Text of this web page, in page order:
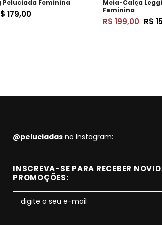
Peluciada Feminina
179,00
Meia-Calça
Feminina
R$ 199,00 R$
@peluciadas no Instagram:
INSCREVA-SE PARA RECEBER
PROMOÇÕES: